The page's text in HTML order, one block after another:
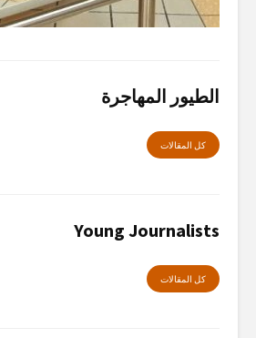
الطيور المهاجرة
كل المقالات
Young Journalists
كل المقالات